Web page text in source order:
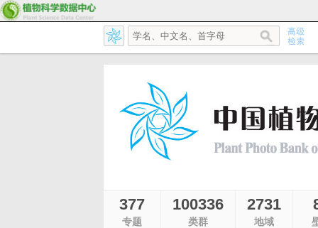
377
专题
100336
类群
2731
地域